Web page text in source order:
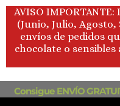
contenido
AVISO
(Junio, Julio,
envíos de pedidos
chocolate o
Consigue ENVÍO